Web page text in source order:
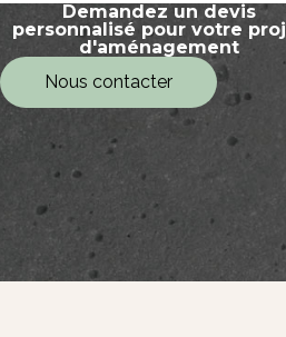
Demandez un devis
personnalisé pour votre
d'aménagement
Nous contacter